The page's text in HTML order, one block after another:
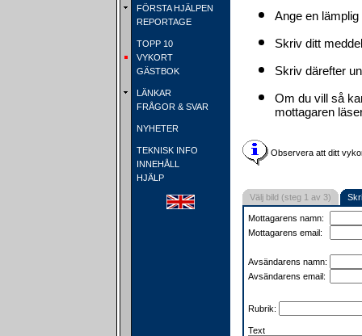
FÖRSTA HJÄLPEN
REPORTAGE
TOPP 10
VYKORT
GÄSTBOK
LÄNKAR
FRÅGOR & SVAR
NYHETER
TEKNISK INFO
INNEHÅLL
HJÄLP
Ange en lämplig
Skriv ditt
Skriv därefter
Om du vill så
mottagaren
Observera att ditt
Välj bild (steg 1 av 3)
Mottagarens namn:
Mottagarens email:
Avsändarens namn:
Avsändarens email:
Rubrik:
Text